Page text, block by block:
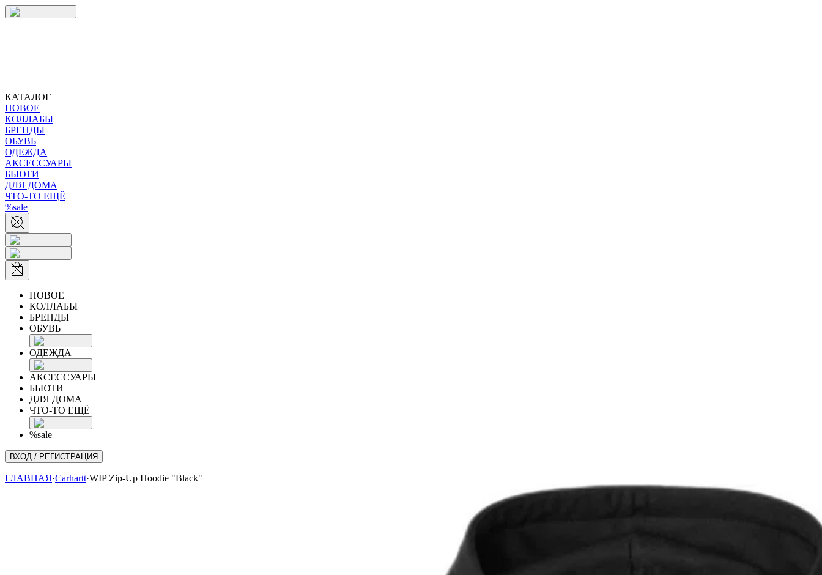
КАТАЛОГ
НОВОЕ
КОЛЛАБЫ
БРЕНДЫ
ОБУВЬ
ОДЕЖДА
АКСЕССУАРЫ
БЬЮТИ
ДЛЯ ДОМА
ЧТО-ТО ЕЩЁ
%sale
НОВОЕ
КОЛЛАБЫ
БРЕНДЫ
ОБУВЬ
ОДЕЖДА
АКСЕССУАРЫ
БЬЮТИ
ДЛЯ ДОМА
ЧТО-ТО ЕЩЁ
%sale
ВХОД / РЕГИСТРАЦИЯ
ГЛАВНАЯ·Carhartt·WIP Zip-Up Hoodie "Black"